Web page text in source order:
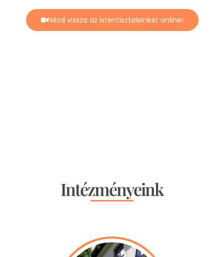
Nézd vissza az istentiszteleinket online!
Intézményeink